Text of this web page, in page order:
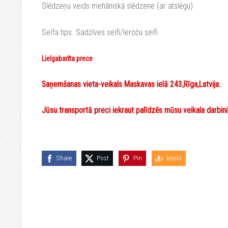
Slēdzeņu veids mehāniskā slēdzene (ar atslēgu)
Seifa tips Sadzīves seifi/Ieroču seifi
Lielgabarīta prece
Saņemšanas vieta-veikals Maskavas ielā 243,Rīga,Latvija.
Jūsu transportā preci iekraut palīdzēs mūsu veikala
Share Post Pin Ieteikt